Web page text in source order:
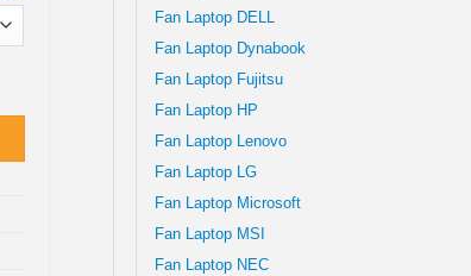
Fan Laptop DELL
Fan Laptop Dynabook
Fan Laptop Fujitsu
Fan Laptop HP
Fan Laptop Lenovo
Fan Laptop LG
Fan Laptop Microsoft
Fan Laptop MSI
Fan Laptop NEC